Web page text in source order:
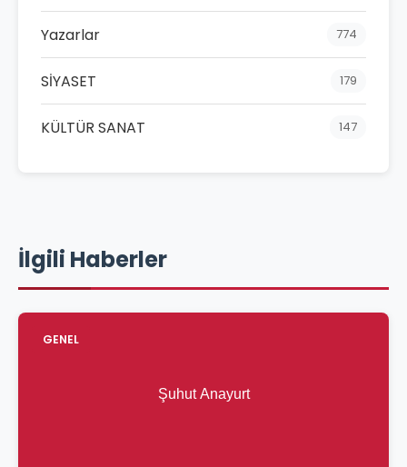
Yazarlar 774
SİYASET 179
KÜLTÜR SANAT 147
İlgili Haberler
GENEL